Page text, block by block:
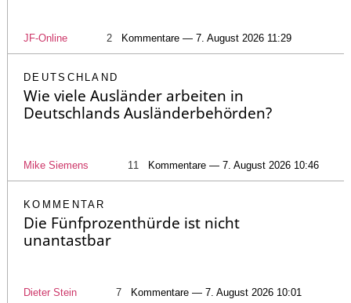
JF-Online 2 Kommentare — 7. August 2026 11:29
DEUTSCHLAND
Wie viele Ausländer arbeiten in
Deutschlands Ausländerbehörden?
Mike Siemens 11 Kommentare — 7. August 2026 10:46
KOMMENTAR
Die Fünfprozenthürde ist nicht
unantastbar
Dieter Stein 7 Kommentare — 7. August 2026 10:01